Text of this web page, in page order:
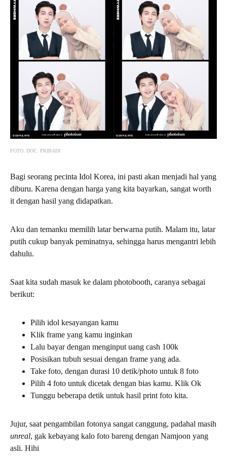
FOTO: DOC. PRIBADI
Bagi seorang pecinta Idol Korea, ini pasti akan menjadi hal yang
diburu. Karena dengan harga yang kita bayarkan, sangat worth
it dengan hasil yang didapatkan.
Aku dan temanku memilih latar berwarna putih. Malam itu, latar
putih cukup banyak peminatnya, sehingga harus mengantri lebih
dahulu.
Saat kita sudah masuk ke dalam photobooth, caranya sebagai
berikut:
Pilih idol kesayangan kamu
Klik frame yang kamu inginkan
Lalu bayar dengan menginput uang cash 100k
Posisikan tubuh sesuai dengan frame yang ada.
Take foto, dengan durasi 10 detik/photo untuk 8 foto
Pilih 4 foto untuk dicetak dengan bias kamu. Klik Ok
Tunggu beberapa detik untuk hasil print foto kita.
Jujur, saat pengambilan fotonya sangat canggung, padahal masih
unreal, gak kebayang kalo foto bareng dengan Namjoon yang
asli. Hihi